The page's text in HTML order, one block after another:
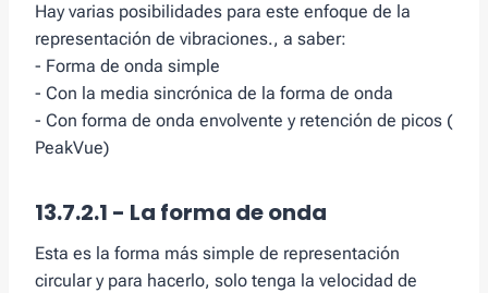
Hay varias posibilidades para este enfoque de la
representación de vibraciones., a saber:
- Forma de onda simple
- Con la media sincrónica de la forma de onda
- Con forma de onda envolvente y retención de picos (
PeakVue)
13.7.2.1 - La forma de onda
Esta es la forma más simple de representación
circular y para hacerlo, solo tenga la velocidad de